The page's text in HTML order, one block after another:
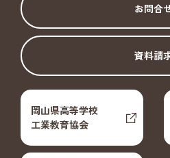
お問合
資料請
岡山県高等学校
工業教育協会